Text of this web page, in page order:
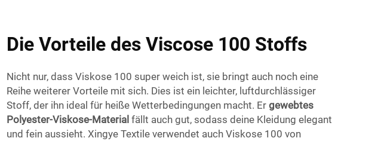
Die Vorteile des Viscose 100 Stoffs
Nicht nur, dass Viskose 100 super weich ist, sie bringt auch noch eine
Reihe weiterer Vorteile mit sich. Dies ist ein leichter, luftdurchlässiger
Stoff, der ihn ideal für heiße Wetterbedingungen macht. Er gewebtes
Polyester-Viskose-Material fällt auch gut, sodass deine Kleidung elegant
und fein aussieht. Xingye Textile verwendet auch Viskose 100 von